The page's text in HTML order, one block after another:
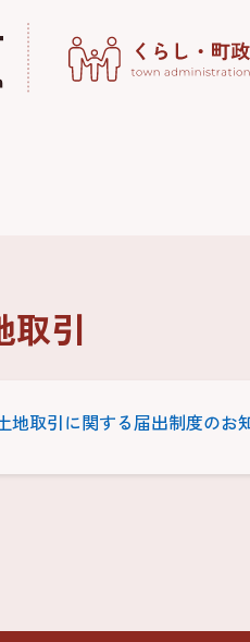
取引
地取引に関する届出制度のお